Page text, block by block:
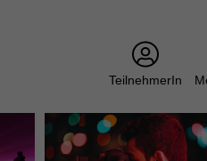
TeilnehmerIn